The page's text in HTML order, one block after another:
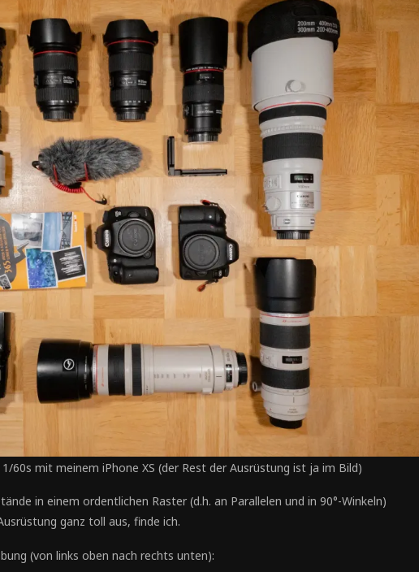
60s mit meinem iPhone XS (der Rest der Ausrüstung ist ja im Bild)
in einem ordentlichen Raster (d.h. an Parallelen und in 90°-Winkeln)
ganz toll aus, finde ich.
(von links oben nach rechts unten):